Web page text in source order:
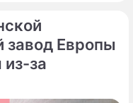
лучших
завод Европы
из-за